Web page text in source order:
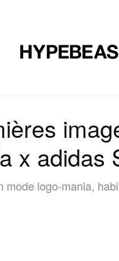
x adidas
mode logo-mania,